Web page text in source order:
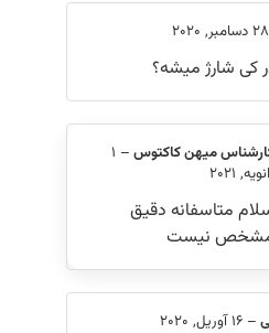
میشه؟
میهن کاکتوس–
1
متاسفانه دقیق
نیست